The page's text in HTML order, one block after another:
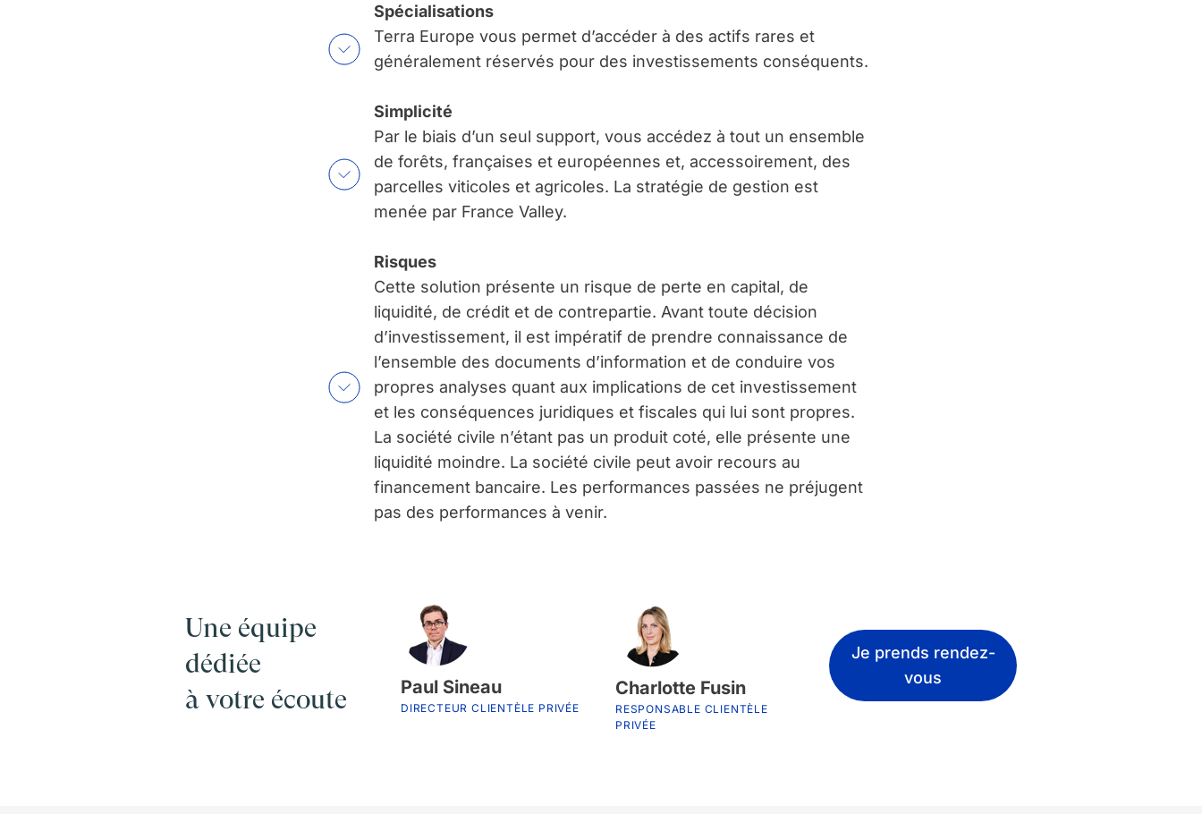
Spécialisations
Terra Europe vous permet d’accéder à des actifs rares et
généralement réservés pour des investissements conséquents.
Simplicité
Par le biais d’un seul support, vous accédez à tout un ensemble
de forêts, françaises et européennes et, accessoirement, des
parcelles viticoles et agricoles. La stratégie de gestion est
menée par France Valley.
Risques
Cette solution présente un risque de perte en capital, de
liquidité, de crédit et de contrepartie. Avant toute décision
d’investissement, il est impératif de prendre connaissance de
l’ensemble des documents d’information et de conduire vos
propres analyses quant aux implications de cet investissement
et les conséquences juridiques et fiscales qui lui sont propres.
La société civile n’étant pas un produit coté, elle présente une
liquidité moindre. La société civile peut avoir recours au
financement bancaire. Les performances passées ne préjugent
pas des performances à venir.
Une équipe
dédiée
à votre écoute
Paul Sineau
DIRECTEUR CLIENTÈLE PRIVÉE
Charlotte Fusin
RESPONSABLE CLIENTÈLE
PRIVÉE
Je prends rendez-
vous